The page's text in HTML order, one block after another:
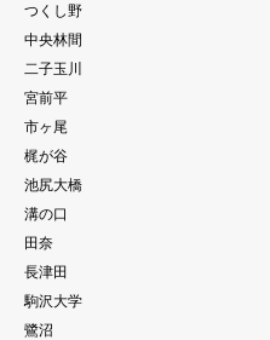
つくし野
中央林間
二子玉川
宮前平
市ヶ尾
梶が谷
池尻大橋
溝の口
田奈
長津田
駒沢大学
鷺沼